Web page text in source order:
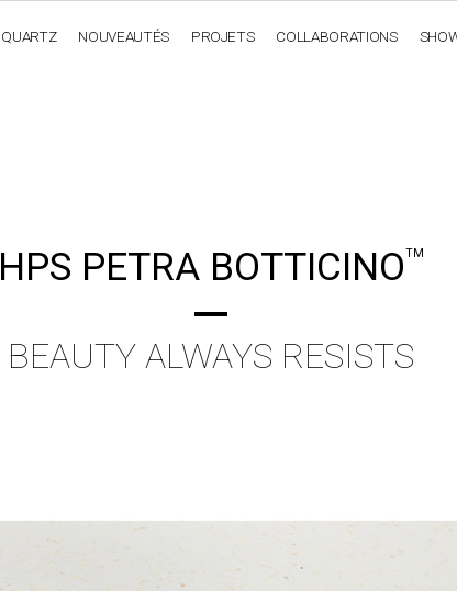
QUARTZ NOUVEAUTÉS PROJETS COLLABORATIONS
HPS PETRA BOTTICINOTM
BEAUTY ALWAYS RESISTS